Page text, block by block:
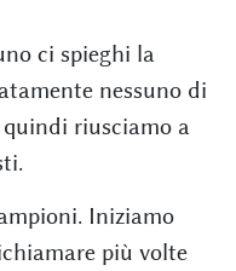
ci spieghi la
nessuno di
riusciamo a
Iniziamo
più volte